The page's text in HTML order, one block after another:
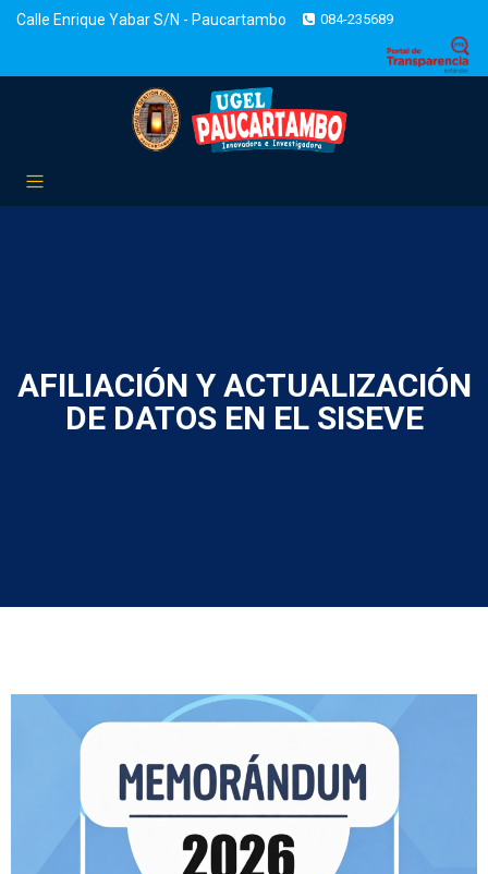
Calle Enrique Yabar S/N - Paucartambo 084-235689
AFILIACIÓN Y ACTUALIZACIÓN
DE DATOS EN EL SISEVE